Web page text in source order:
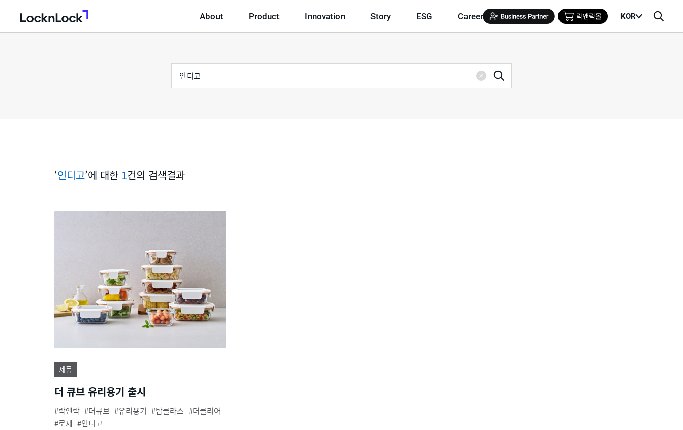
LocknLock
About Product Innovation Story ESG Career KOR
검
뉴
통
색
삭
검
‘인디고’에 대한 1건의 검색결과
제품
더 큐브 유리용기 출시
락앤락 더큐브 유리용기 탑클라스
더클리어
로제
인디고